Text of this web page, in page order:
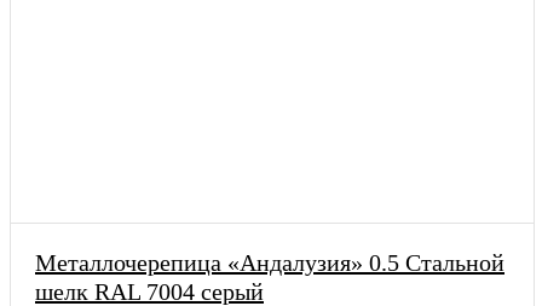
Металлочерепица «Андалузия» 0.5 Стальной
шелк RAL 7004 серый